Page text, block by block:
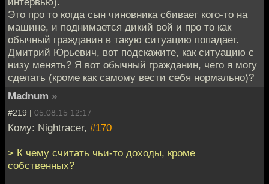
Это про то когда сын чиновника сбивает кого-то на
машине, и поднимается дикий вой и про то как
обычный гражданин в такую ситуацию попадает.
Дмитрий Юрьевич, вот подскажите, как ситуацию с
низу менять? Я вот обычный гражданин, чего я могу
сделать (кроме как самому вести себя нормально)?
Madnum »
#219 | 05.08.15 12:17
Кому: Nightracer, #170
> К чему считать чьи-то доходы, кроме
собственных?